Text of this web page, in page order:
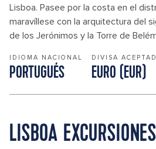
Lisboa. Pasee por la costa en el
maravíllese con la arquitectura del
de los Jerónimos y la Torre de
IDIOMA NACIONAL
PORTUGUÉS
DIVISA
EURO (EUR)
LISBOA